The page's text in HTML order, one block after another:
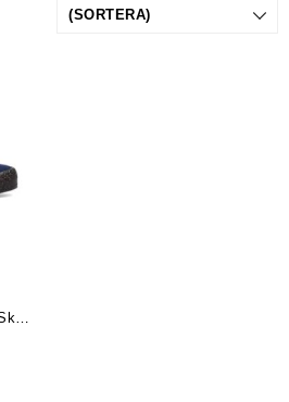
Last Resort VM002 Suede Skate Sko